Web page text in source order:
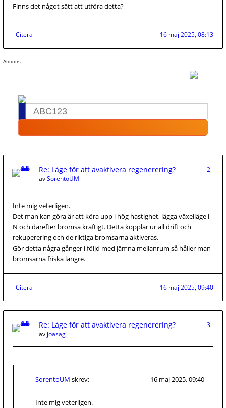
Finns det något sätt att utföra detta?
Citera 16 maj 2025, 08:13
Annons
Re: Läge för att avaktivera regenerering?
2
avSorentoUM
Inte mig veterligen.
Det man kan göra är att köra upp i hög hastighet, lägga växelläge i
N och därefter bromsa kraftigt. Detta kopplar ur all drift och
rekuperering och de riktiga bromsarna aktiveras.
Gör detta några gånger i följd med jämna mellanrum så håller man
bromsarna friska längre.
Citera 16 maj 2025, 09:40
Re: Läge för att avaktivera regenerering?
3
av joasag
SorentoUM skrev: 16 maj 2025, 09:40
Inte mig veterligen.